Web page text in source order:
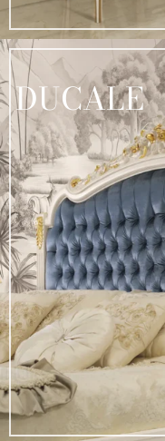
DUCALE